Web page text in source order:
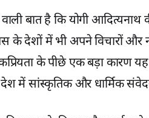
बात है कि योगी
देशों में भी अपने विचारों और
के पीछे एक बड़ा कारण
में सांस्कृतिक और धार्मिक